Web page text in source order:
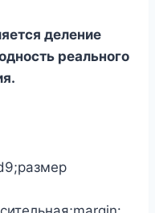
деление
реального